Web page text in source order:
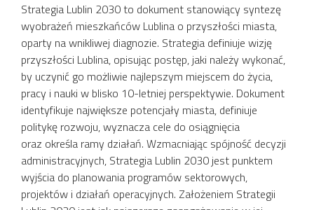
Strategia Lublin 2030 to dokument stanowiący syntezę
wyobrażeń mieszkańców Lublina o przyszłości miasta,
oparty na wnikliwej diagnozie. Strategia definiuje wizję
przyszłości Lublina, opisując postęp, jaki należy wykonać,
by uczynić go możliwie najlepszym miejscem do życia,
pracy i nauki w blisko 10-letniej perspektywie. Dokument
identyfikuje największe potencjały miasta, definiuje
politykę rozwoju, wyznacza cele do osiągnięcia
oraz określa ramy działań. Wzmacniając spójność decyzji
administracyjnych, Strategia Lublin 2030 jest punktem
wyjścia do planowania programów sektorowych,
projektów i działań operacyjnych. Założeniem Strategii